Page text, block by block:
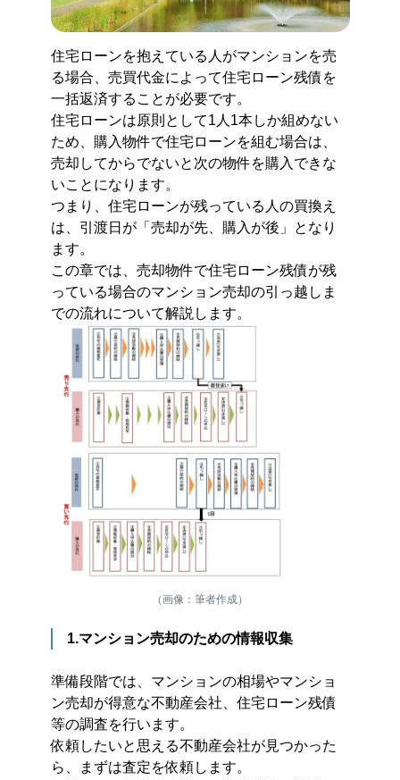
住宅ローンを抱えている人がマンションを売
る場合、売買代金によって住宅ローン残債を
一括返済することが必要です。
住宅ローンは原則として1人1本しか組めない
ため、購入物件で住宅ローンを組む場合は、
売却してからでないと次の物件を購入できな
いことになります。
つまり、住宅ローンが残っている人の買換え
は、引渡日が「売却が先、購入が後」となり
ます。
この章では、売却物件で住宅ローン残債が残
っている場合のマンション売却の引っ越しま
での流れについて解説します。
（画像：筆者作成）
1.マンション売却のための情報収集
準備段階では、マンションの相場やマンショ
ン売却が得意な不動産会社、住宅ローン残債
等の調査を行います。
依頼したいと思える不動産会社が見つかった
ら、まずは査定を依頼します。